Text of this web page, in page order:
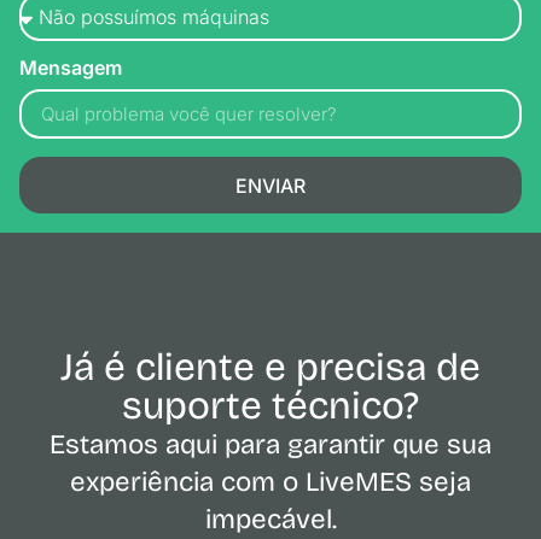
Mensagem
ENVIAR
Já é cliente e precisa de
suporte técnico?
Estamos aqui para garantir que sua
experiência com o LiveMES seja
impecável.